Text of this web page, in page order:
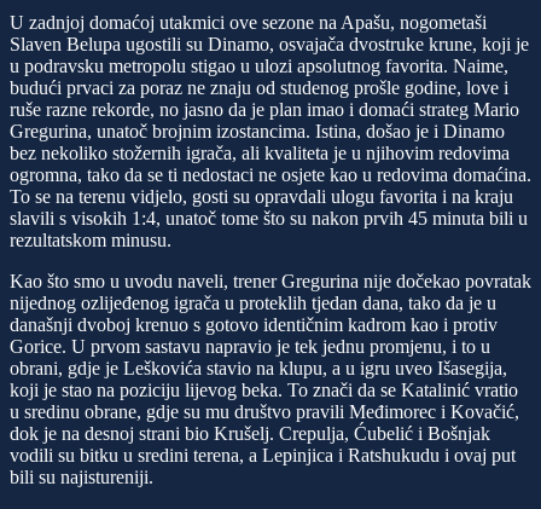
U zadnjoj domaćoj utakmici ove sezone na Apašu, nogometaši
Slaven Belupa ugostili su Dinamo, osvajača dvostruke krune, koji je
u podravsku metropolu stigao u ulozi apsolutnog favorita. Naime,
budući prvaci za poraz ne znaju od studenog prošle godine, love i
ruše razne rekorde, no jasno da je plan imao i domaći strateg Mario
Gregurina, unatoč brojnim izostancima. Istina, došao je i Dinamo
bez nekoliko stožernih igrača, ali kvaliteta je u njihovim redovima
ogromna, tako da se ti nedostaci ne osjete kao u redovima domaćina.
To se na terenu vidjelo, gosti su opravdali ulogu favorita i na kraju
slavili s visokih 1:4, unatoč tome što su nakon prvih 45 minuta bili u
rezultatskom minusu.
Kao što smo u uvodu naveli, trener Gregurina nije dočekao povratak
nijednog ozlijeđenog igrača u proteklih tjedan dana, tako da je u
današnji dvoboj krenuo s gotovo identičnim kadrom kao i protiv
Gorice. U prvom sastavu napravio je tek jednu promjenu, i to u
obrani, gdje je Leškovića stavio na klupu, a u igru uveo Išasegija,
koji je stao na poziciju lijevog beka. To znači da se Katalinić vratio
u sredinu obrane, gdje su mu društvo pravili Međimorec i Kovačić,
dok je na desnoj strani bio Krušelj. Crepulja, Ćubelić i Bošnjak
vodili su bitku u sredini terena, a Lepinjica i Ratshukudu i ovaj put
bili su najistureniji.